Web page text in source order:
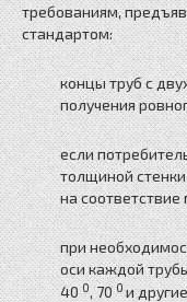
требованиям,
стандартом:
концы труб с
получения
если
толщиной
на соответствие
при
оси каждой
400, 700и